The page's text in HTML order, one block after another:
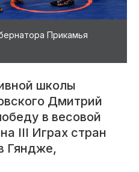
Прикамья
школы
Дмитрий
в весовой
III Играх стран
Гяндже,